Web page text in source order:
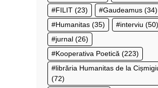
FILIT (23) Gaudeamus (34)
Humanitas (35) interviu (50)
jurnal (26)
Kooperativa Poetică (223)
librăria Humanitas de la
(72)